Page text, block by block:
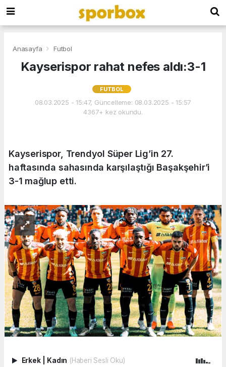
Anasayfa Futbol
Kayserispor rahat nefes aldı:3-1
FUTBOL
08.03.2025 - 15:47, Güncelleme: 08.03.2025 - 15:57
4367+ kez okundu.
Kayserispor, Trendyol Süper Lig’in 27.
haftasında sahasında karşılaştığı Başakşehir’i
3-1 mağlup etti.
Erkek Kadın (Haberi Sesli Oku)